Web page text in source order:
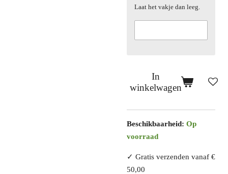
Laat het vakje dan leeg.
In
winkelwagen
Beschikbaarheid: Op
voorraad
✓ Gratis verzenden vanaf €
50,00